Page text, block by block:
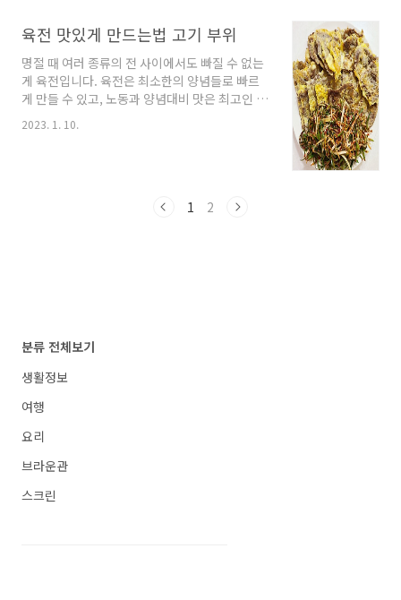
이 우리나라 음식을 먹는 영상들을 보면 쌈장을
굉장히 극찬하는 영상들이 굉장히 많더라구요~
저 또한 쌈장을 좋아하긴 하지만 쌈장닭갈비라니
뭔가 새롭게 느껴져 일말의 고민도 없이 한팩 집
어 들고 왔습니다. 960g에 16000원대로 구매했
던 것 같은데 인터넷 검색해 보면 더 저렴하게 파
육전 맛있게 만드는법 고기 부위
명절 때 여러 종류의 전 사이에서도 빠질 수 없는
게 육전입니다. 육전은 최소한의 양념들로 빠르
게 만들 수 있고, 노동과 양념대비 맛은 최고인 것
같아서 오늘은 육전 맛있게 만드는법과 육전 만
들 때 사용하는 소고기 부위에 대해서 알려드릴
만드는 고기는 최대한 얇게 써는것이 가장 중요
2023. 1. 10.
1 2
분류 전체보기
생활정보
여행
요리
브라운관
스크린